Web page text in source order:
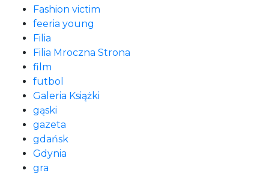
Fashion victim
feeria young
Filia
Filia Mroczna Strona
film
futbol
Galeria Książki
gąski
gazeta
gdańsk
Gdynia
gra